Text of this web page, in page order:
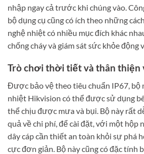
nhập ngay cả trước khi chúng vào.
bộ dụng cụ cũng có ích theo những
nghệ nhiệt có nhiều mục đích khác
chống cháy và giám sát sức khỏe động
Trò chơi thời tiết và thân
Được bảo vệ theo tiêu chuẩn IP67,
nhiệt Hikvision có thể được sử dụng
thể chịu được mưa và bụi. Bộ này rất
quả về chi phí, để cài đặt, với một hộp
dây cáp cần thiết an toàn khỏi sự phá
cực đơn giản. Bộ này cũng có đặc tính